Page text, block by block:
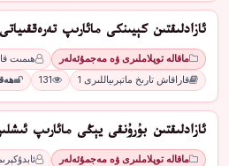
ئازادلىقتىن كېيىنكى مائارىپ
ماقالە توپلاملىرى ۋە مەجمۇئەلەر
ھىمىت
قاراقاش تارىخ ماتېرىياللىرى 1
131
ئازادلىقتىن بۇرۇنقى يېڭى مائارىپ
ماقالە توپلاملىرى ۋە مەجمۇئەلەر